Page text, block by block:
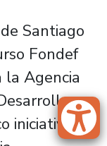
Santiago
Fondef
la Agencia
iniciativas